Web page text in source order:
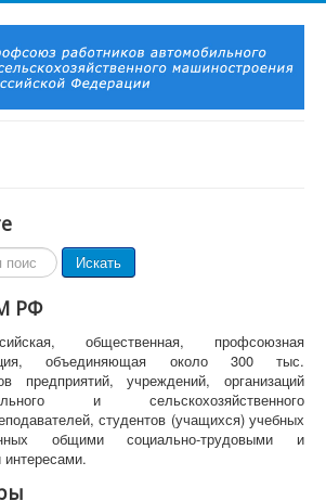
Профсоюза, заместители Председателя
ТВ
Искать
РФ
общественная, профсоюзная
объединяющая около 300 тыс.
предприятий, учреждений, организаций
и сельскохозяйственного
студентов (учащихся) учебных
общими социально-трудовыми и